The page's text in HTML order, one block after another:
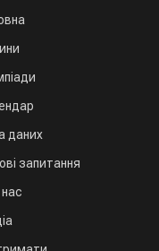
даних
запитання